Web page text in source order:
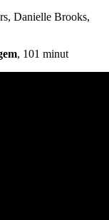
Danielle Brooks,
, 101 minut